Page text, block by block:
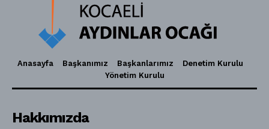
Anasayfa Başkanımız Başkanlarımız
Denetim Kurulu
Yönetim Kurulu
Hakkımızda